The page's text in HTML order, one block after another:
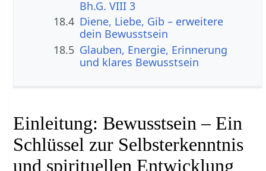
Bh.G. VIII 3
18.4 Diene, Liebe, Gib – erweitere
dein Bewusstsein
18.5 Glauben, Energie, Erinnerung
und klares Bewusstsein
Einleitung: Bewusstsein – Ein
Schlüssel zur Selbsterkenntnis
und spirituellen Entwicklung